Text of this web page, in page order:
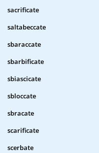
sacrificate
saltabeccate
sbaraccate
sbarbificate
sbiascicate
sbloccate
sbracate
scarificate
scerbate